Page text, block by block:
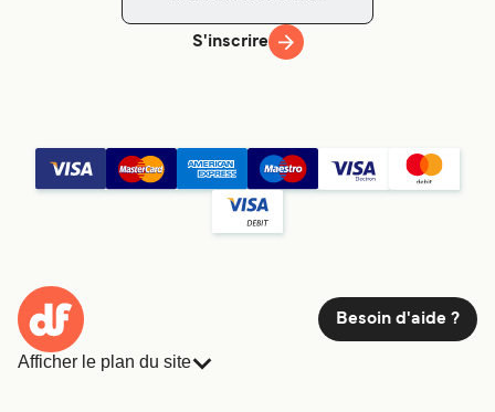
S'inscrire
Besoin d'aide ?
Afficher le plan du site